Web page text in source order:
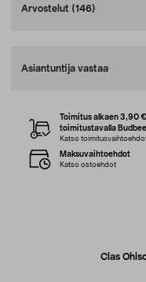
Arvostelut (146)
Asiantuntija vastaa
Clas
Toimitus alkaen 3,90 €
toimitustavalla Budbee
Katso
Maksuvaihtoehdot
Katso ostoehdot